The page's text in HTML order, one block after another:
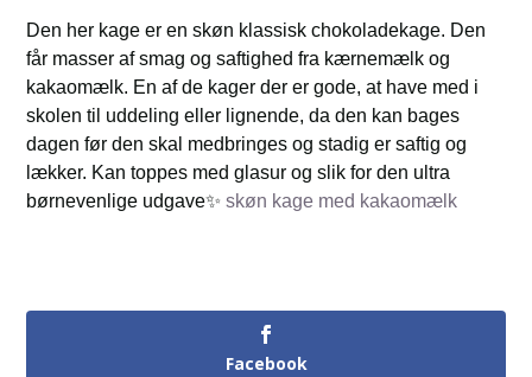
Den her kage er en skøn klassisk chokoladekage. Den
får masser af smag og saftighed fra kærnemælk og
kakaomælk. En af de kager der er gode, at have med i
skolen til uddeling eller lignende, da den kan bages
dagen før den skal medbringes og stadig er saftig og
lækker. Kan toppes med glasur og slik for den ultra
børnevenlige udgave✨skøn kage med kakaomælk
Facebook